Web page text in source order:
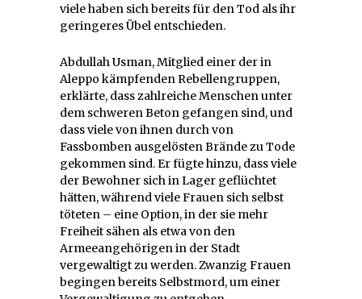
viele haben sich bereits für den Tod als ihr
geringeres Übel entschieden.
Abdullah Usman, Mitglied einer der in
Aleppo kämpfenden Rebellengruppen,
erklärte, dass zahlreiche Menschen unter
dem schweren Beton gefangen sind, und
dass viele von ihnen durch von
Fassbomben ausgelösten Brände zu Tode
gekommen sind. Er fügte hinzu, dass viele
der Bewohner sich in Lager geflüchtet
hätten, während viele Frauen sich selbst
töteten – eine Option, in der sie mehr
Freiheit sähen als etwa von den
Armeeangehörigen in der Stadt
vergewaltigt zu werden. Zwanzig Frauen
begingen bereits Selbstmord, um einer